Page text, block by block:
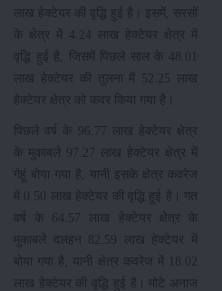
लाख हेक्टेयर की वृद्धि हुई है। इसमें, सरसों
के क्षेत्र में 4.24 लाख हेक्टेयर क्षेत्र में
वृद्धि हुई है, जिसमें पिछले साल के 48.01
लाख हेक्टेयर की तुलना में 52.25 लाख
हेक्टेयर क्षेत्र को कवर किया गया है।
पिछले वर्ष के 96.77 लाख हेक्टेयर क्षेत्र
के मुकाबले 97.27 लाख हेक्टेयर क्षेत्र में
गेहूं बोया गया है, यानी इसके क्षेत्र कवरेज
में 0.50 लाख हेक्टेयर की वृद्धि हुई है। गत
वर्ष के 64.57 लाख हेक्टेयर क्षेत्र के
मुकाबले दलहन 82.59 लाख हेक्टेयर में
बोया गया है, यानी क्षेत्र कवरेज में 18.02
लाख हेक्टेयर की वृद्धि हुई है। मोटे अनाज